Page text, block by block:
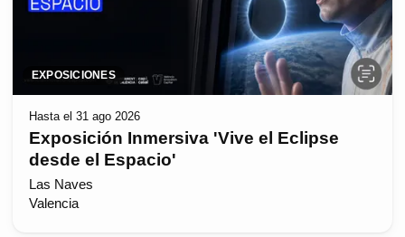
EXPOSICIONES
Hasta el 31 ago 2026
Exposición Inmersiva 'Vive el Eclipse
desde el Espacio'
Las Naves
Valencia